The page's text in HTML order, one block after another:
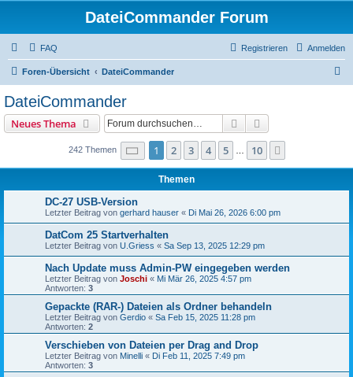
DateiCommander Forum
FAQ Anmelden
Registrieren
Foren-Übersicht DateiCommander
DateiCommander
Neues Thema Suche
242 Themen Seite 1von 10
1 2 3 4 5 10
Themen
DC-27 USB-Version
Letzter Beitrag von gerhard hauser « Di Mai 26, 2026 6:00 pm
DatCom 25 Startverhalten
Letzter Beitrag von U.Griess « Sa Sep 13, 2025 12:29 pm
Nach Update muss Admin-PW eingegeben werden
Letzter Beitrag von Joschi « Mi Mär 26, 2025 4:57 pm
Antworten: 3
Gepackte (RAR-) Dateien als Ordner behandeln
Letzter Beitrag von Gerdio « Sa Feb 15, 2025 11:28 pm
Antworten: 2
Verschieben von Dateien per Drag and Drop
Letzter Beitrag von Minelli « Di Feb 11, 2025 7:49 pm
Antworten: 3